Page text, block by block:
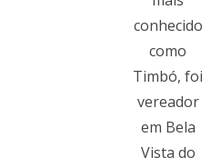
conhecido
como
Timbó, foi
vereador
em Bela
Vista do